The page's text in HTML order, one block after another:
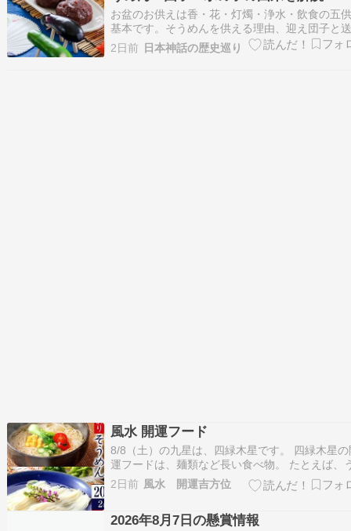
お盆のお供えは香・花・灯燭・浄水・飲食の五
基本です。そうめんを供える理由、迎え団子と
団子の違い、無縁の霊に施す水の子、鬼灯と書
おずきの意味、供えてはいけないものと下げる
2日前 日本神話の歴史巡り
風水 開運フード
8/8（土）の九星は、四緑木星です。 四緑木星の
運フードは、麺類など長い食べ物。 たとえば、
ん、そば、パスタ、うなぎ、穴子などを食べて
は？送料無料 訳あり 手延べそうめん 2kg R-
2日前 風水 開運吉方位
2026年8月7日の懸賞情報